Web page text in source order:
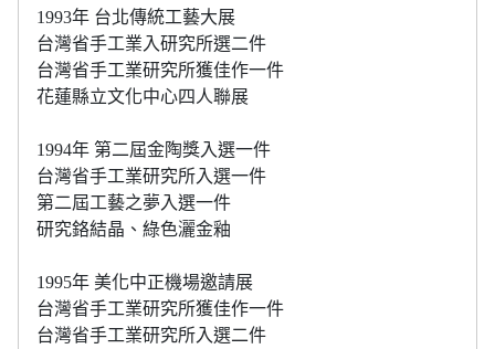
1993年 台北傳統工藝大展
台灣省手工業入研究所選二件
台灣省手工業研究所獲佳作一件
花蓮縣立文化中心四人聯展
1994年 第二屆金陶獎入選一件
台灣省手工業研究所入選一件
第二屆工藝之夢入選一件
研究鉻結晶、綠色灑金釉
1995年 美化中正機場邀請展
台灣省手工業研究所獲佳作一件
台灣省手工業研究所入選二件